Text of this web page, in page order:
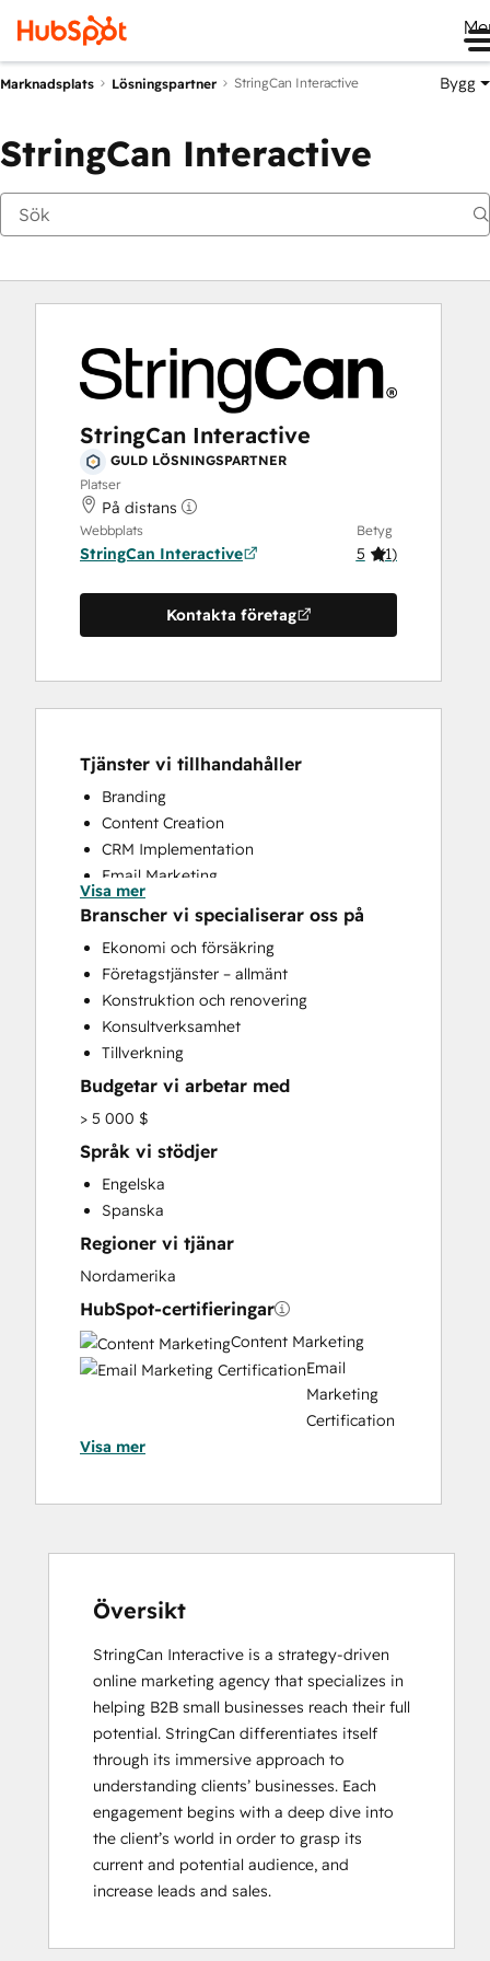
Marknadsplats Lösningspartner StringCan Interactive Bygg
StringCan Interactive
StringCan Interactive
GULD LÖSNINGSPARTNER
Platser
På distans
Webbplats
StringCan Interactive
Betyg
5 (1)
Kontakta företag
Tjänster vi tillhandahåller
Branding
Content Creation
CRM Implementation
Email Marketing
Paid Advertising
Sales and Marketing Alignment
Visa mer
Branscher vi specialiserar oss på
Ekonomi och försäkring
Företagstjänster – allmänt
Konstruktion och renovering
Konsultverksamhet
Tillverkning
Budgetar vi arbetar med
> 5 000 $
Språk vi stödjer
Engelska
Spanska
Regioner vi tjänar
Nordamerika
HubSpot-certifieringar
Content Marketing
Email
Marketing
Certification
Hub
HubSpot
Marketing
Hub
HubSpot
Solutions
Partner
Inbound
Inbound Marketing
SEO
Visa mer
Översikt
StringCan Interactive is a strategy-driven
online marketing agency that specializes in
helping B2B small businesses reach their full
potential. StringCan differentiates itself
through its immersive approach to
understanding clients’ businesses. Each
engagement begins with a deep dive into
the client’s world in order to grasp its
current and potential audience, and
increase leads and sales.